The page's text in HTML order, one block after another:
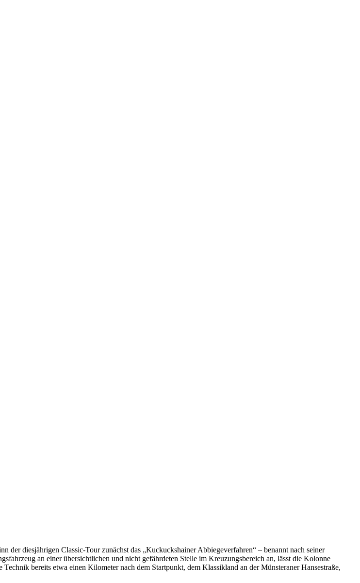
diesjährigen Classic-Tour zunächst das „Kuckuckshainer Abbiegeverfahren“ – benannt nach seiner
an einer übersichtlichen und nicht gefährdeten Stelle im Kreuzungsbereich an, lässt die Kolonne
bereits etwa einen Kilometer nach dem Startpunkt, dem Klassikland an der Münsteraner Hansestraße,